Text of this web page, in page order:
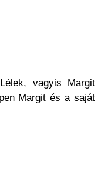
vagyis Margit
Margit és a saját